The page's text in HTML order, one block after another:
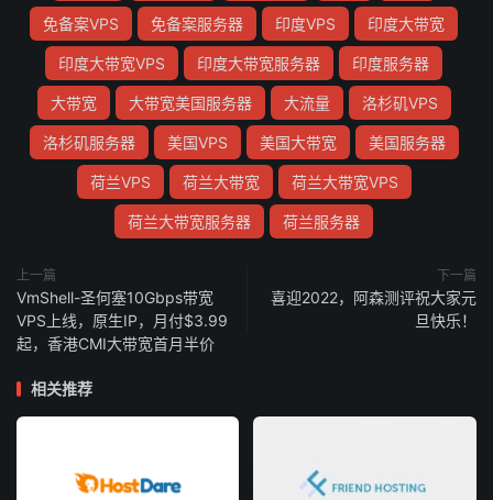
免备案VPS 免备案服务器 印度VPS 印度大带宽
印度大带宽VPS 印度大带宽服务器 印度服务器
大带宽 大带宽美国服务器 大流量 洛杉矶VPS
洛杉矶服务器 美国VPS 美国大带宽 美国服务器
荷兰VPS 荷兰大带宽 荷兰大带宽VPS
荷兰大带宽服务器 荷兰服务器
上一篇
VmShell-圣何塞10Gbps带宽
VPS上线，原生IP，月付$3.99
起，香港CMI大带宽首月半价
下一篇
喜迎2022，阿森测评祝大家元
旦快乐！
相关推荐